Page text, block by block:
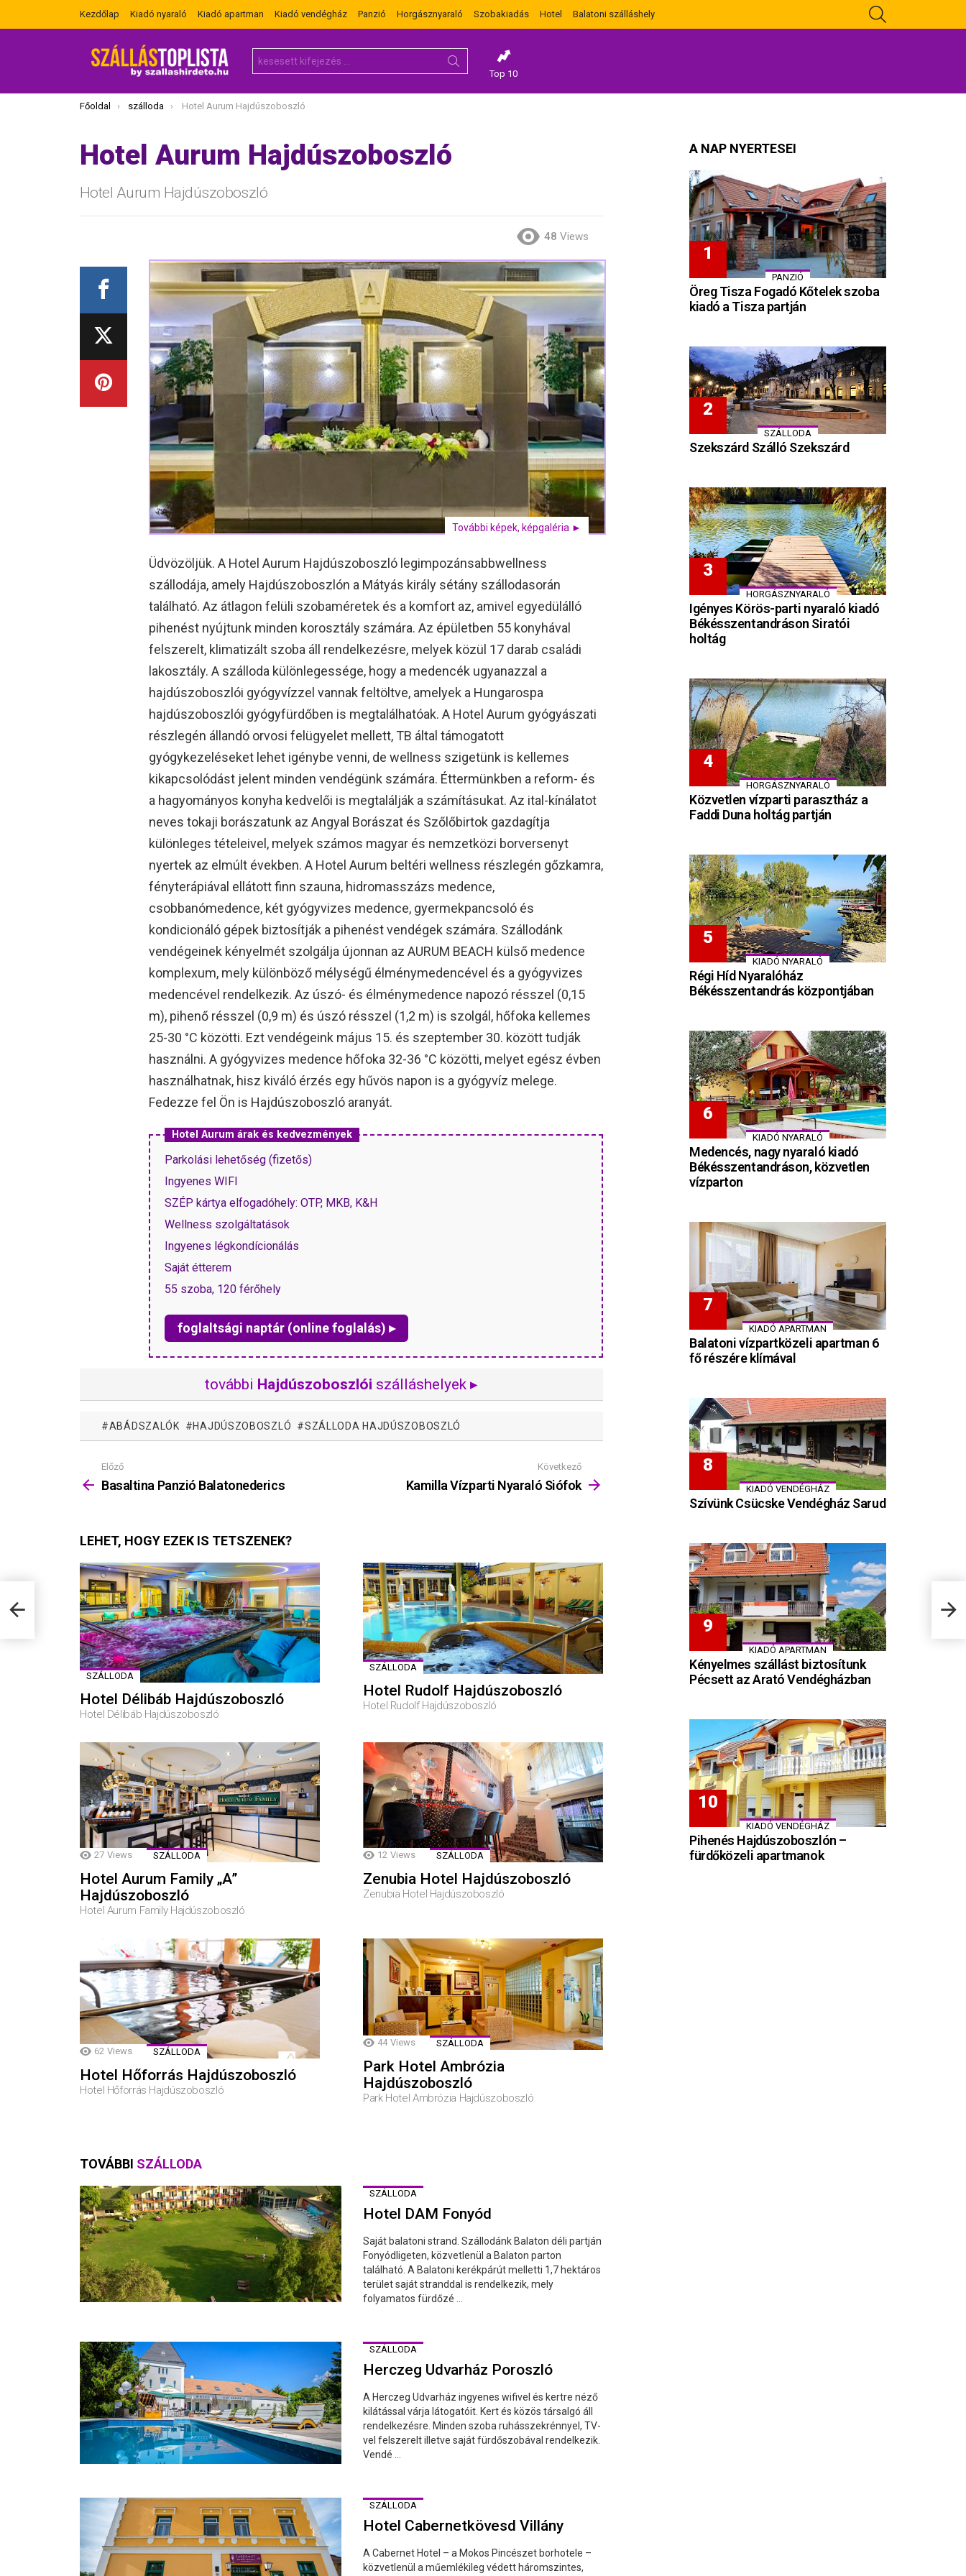
Kezdőlap Kiadó nyaraló Kiadó apartman Kiadó vendégház Panzió Horgásznyaraló Szobakiadás Hotel Balatoni szálláshely
for:
Top 10
Itt vagy most:
Főoldal szálloda Hotel Aurum Hajdúszoboszló
Hotel Aurum Hajdúszoboszló
Hotel Aurum Hajdúszoboszló
48 Views
További képek, képgaléria ►
Üdvözöljük. A Hotel Aurum Hajdúszoboszló legimpozánsabbwellness
szállodája, amely Hajdúszoboszlón a Mátyás király sétány szállodasorán
található. Az átlagon felüli szobaméretek és a komfort az, amivel egyedülálló
pihenést nyújtunk minden korosztály számára. Az épületben 55 konyhával
felszerelt, klimatizált szoba áll rendelkezésre, melyek közül 17 darab családi
lakosztály. A szálloda különlegessége, hogy a medencék ugyanazzal a
hajdúszoboszlói gyógyvízzel vannak feltöltve, amelyek a Hungarospa
hajdúszoboszlói gyógyfürdőben is megtalálhatóak. A Hotel Aurum gyógyászati
részlegén állandó orvosi felügyelet mellett, TB által támogatott
gyógykezeléseket lehet igénybe venni, de wellness szigetünk is kellemes
kikapcsolódást jelent minden vendégünk számára. Éttermünkben a reform- és
a hagyományos konyha kedvelői is megtalálják a számításukat. Az ital-kínálatot
neves tokaji borászatunk az Angyal Borászat és Szőlőbirtok gazdagítja
különleges tételeivel, melyek számos magyar és nemzetközi borversenyt
nyertek az elmúlt években. A Hotel Aurum beltéri wellness részlegén gőzkamra,
fényterápiával ellátott finn szauna, hidromasszázs medence,
csobbanómedence, két gyógyvizes medence, gyermekpancsoló és
kondicionáló gépek biztosítják a pihenést vendégek számára. Szállodánk
vendégeinek kényelmét szolgálja újonnan az AURUM BEACH külső medence
komplexum, mely különböző mélységű élménymedencével és a gyógyvizes
medencével rendelkezik. Az úszó- és élménymedence napozó résszel (0,15
m), pihenő résszel (0,9 m) és úszó résszel (1,2 m) is szolgál, hőfoka kellemes
25-30 °C közötti. Ezt vendégeink május 15. és szeptember 30. között tudják
használni. A gyógyvizes medence hőfoka 32-36 °C közötti, melyet egész évben
használhatnak, hisz kiváló érzés egy hűvös napon is a gyógyvíz melege.
Fedezze fel Ön is Hajdúszoboszló aranyát.
Hotel Aurum árak és kedvezmények
Parkolási lehetőség (fizetős)
Ingyenes WIFI
SZÉP kártya elfogadóhely: OTP, MKB, K&H
Wellness szolgáltatások
Ingyenes légkondícionálás
Saját étterem
55 szoba, 120 férőhely
foglaltsági naptár (online foglalás) ▸
további Hajdúszoboszlói szálláshelyek ▸
ABÁDSZALÓK HAJDÚSZOBOSZLÓ SZÁLLODA HAJDÚSZOBOSZLÓ
Mutass
többet
Előző
Basaltina Panzió Balatonederics
Következő
Kamilla Vízparti Nyaraló Siófok
LEHET, HOGY EZEK IS TETSZENEK?
SZÁLLODA
Hotel Délibáb Hajdúszoboszló
Hotel Délibáb Hajdúszoboszló
SZÁLLODA
Hotel Rudolf Hajdúszoboszló
Hotel Rudolf Hajdúszoboszló
27 Views SZÁLLODA
Hotel Aurum Family „A”
Hajdúszoboszló
Hotel Aurum Family Hajdúszoboszló
12 Views SZÁLLODA
Zenubia Hotel Hajdúszoboszló
Zenubia Hotel Hajdúszoboszló
62 Views SZÁLLODA
Hotel Hőforrás Hajdúszoboszló
Hotel Hőforrás Hajdúszoboszló
44 Views SZÁLLODA
Park Hotel Ambrózia
Hajdúszoboszló
Park Hotel Ambrózia Hajdúszoboszló
TOVÁBBI SZÁLLODA
SZÁLLODA
Hotel DAM Fonyód
Saját balatoni strand. Szállodánk Balaton déli partján
Fonyódligeten, közvetlenül a Balaton parton
található. A Balatoni kerékpárút melletti 1,7 hektáros
terület saját stranddal is rendelkezik, mely
folyamatos fürdőzé ...
SZÁLLODA
Herczeg Udvarház Poroszló
A Herczeg Udvarház ingyenes wifivel és kertre néző
kilátással várja látogatóit. Kert és közös társalgó áll
rendelkezésre. Minden szoba ruhásszekrénnyel, TV-
vel felszerelt illetve saját fürdőszobával rendelkezik.
Vendé ...
SZÁLLODA
Hotel Cabernetkövesd Villány
A Cabernet Hotel – a Mokos Pincészet borhotele –
közvetlenül a műemlékileg védett háromszintes,
A NAP NYERTESEI
PANZIÓ
Öreg Tisza Fogadó Kőtelek szoba
kiadó a Tisza partján
SZÁLLODA
Szekszárd Szálló Szekszárd
HORGÁSZNYARALÓ
Igényes Körös-parti nyaraló kiadó
Békésszentandráson Siratói
holtág
HORGÁSZNYARALÓ
Közvetlen vízparti parasztház a
Faddi Duna holtág partján
KIADÓ NYARALÓ
Régi Híd Nyaralóház
Békésszentandrás központjában
KIADÓ NYARALÓ
Medencés, nagy nyaraló kiadó
Békésszentandráson, közvetlen
vízparton
KIADÓ APARTMAN
Balatoni vízpartközeli apartman 6
fő részére klímával
KIADÓ VENDÉGHÁZ
Szívünk Csücske Vendégház Sarud
KIADÓ APARTMAN
Kényelmes szállást biztosítunk
Pécsett az Arató Vendégházban
KIADÓ VENDÉGHÁZ
Pihenés Hajdúszoboszlón –
fürdőközeli apartmanok